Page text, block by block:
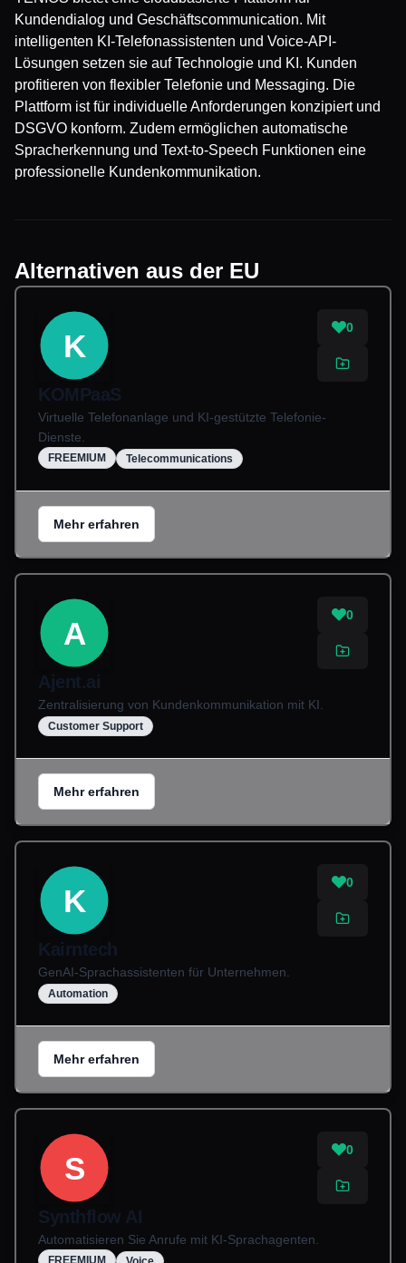
Kundendialog und Geschäftscommunication. Mit
intelligenten KI-Telefonassistenten und Voice-API-
Lösungen setzen sie auf Technologie und KI. Kunden
profitieren von flexibler Telefonie und Messaging. Die
Plattform ist für individuelle Anforderungen konzipiert und
DSGVO konform. Zudem ermöglichen automatische
Spracherkennung und Text-to-Speech Funktionen eine
professionelle Kundenkommunikation.
Alternativen aus der EU
K
0
KOMPaaS
Virtuelle Telefonanlage und KI-gestützte Telefonie-
Dienste.
FREEMIUM Telecommunications
Mehr erfahren
A
0
Ajent.ai
Zentralisierung von Kundenkommunikation mit KI.
Customer Support
Mehr erfahren
K
0
Kairntech
GenAI-Sprachassistenten für Unternehmen.
Automation
Mehr erfahren
S
0
Synthflow AI
Automatisieren Sie Anrufe mit KI-Sprachagenten.
FREEMIUM